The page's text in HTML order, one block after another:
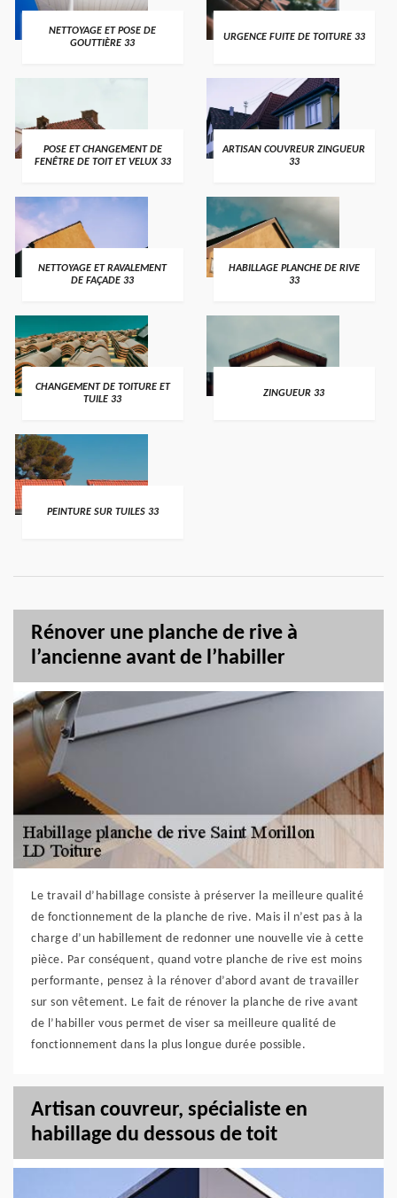
NETTOYAGE ET POSE DE
GOUTTIÈRE 33
URGENCE FUITE DE TOITURE 33
POSE ET CHANGEMENT DE
FENÊTRE DE TOIT ET VELUX 33
ARTISAN COUVREUR ZINGUEUR
33
NETTOYAGE ET RAVALEMENT
DE FAÇADE 33
HABILLAGE PLANCHE DE RIVE
33
CHANGEMENT DE TOITURE ET
TUILE 33
ZINGUEUR 33
PEINTURE SUR TUILES 33
Rénover une planche de rive à
l’ancienne avant de l’habiller
Le travail d’habillage consiste à préserver la meilleure qualité
de fonctionnement de la planche de rive. Mais il n’est pas à la
charge d’un habillement de redonner une nouvelle vie à cette
pièce. Par conséquent, quand votre planche de rive est moins
performante, pensez à la rénover d’abord avant de travailler
sur son vêtement. Le fait de rénover la planche de rive avant
de l’habiller vous permet de viser sa meilleure qualité de
fonctionnement dans la plus longue durée possible.
Artisan couvreur, spécialiste en
habillage du dessous de toit